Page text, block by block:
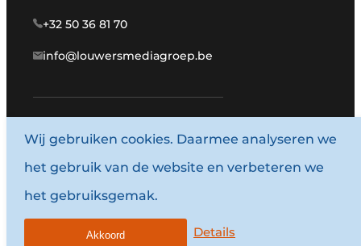
+32 50 36 81 70
info@louwersmediagroep.be
www.louwersmediagroep.com
© 1987 - 2026 Louwersmediagroep.
Algemene voorwaarden
Wij gebruiken cookies. Daarmee analyseren we
het gebruik van de website en verbeteren we
het gebruiksgemak.
Details
Akkoord